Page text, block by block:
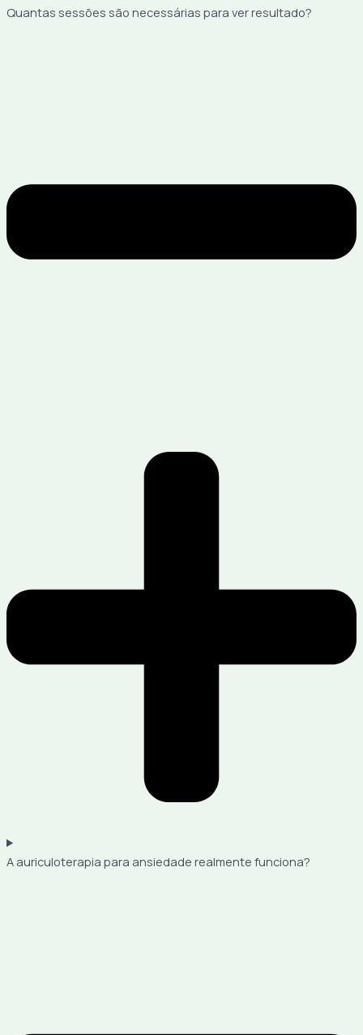
Quantas sessões são necessárias para ver resultado?
A auriculoterapia para ansiedade realmente funciona?